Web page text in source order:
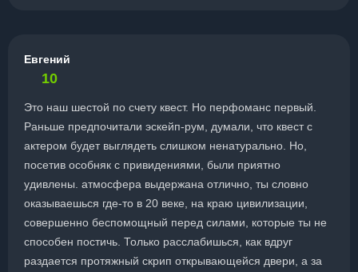
Евгений
10
Это наш шестой по счету квест. Но перфоманс первый.
Раньше предпочитали эскейп-рум, думали, что квест с
актером будет выглядеть слишком ненатурально. Но,
посетив особняк с привидениями, были приятно
удивлены. атмосфера выдержана отлично, ты словно
оказываешься где-то в 20 веке, на краю цивилизации,
совершенно беспомощный перед силами, которые ты не
способен постичь. Только расслабишься, как вдруг
раздается протяжный скрип открывающейся двери, а за